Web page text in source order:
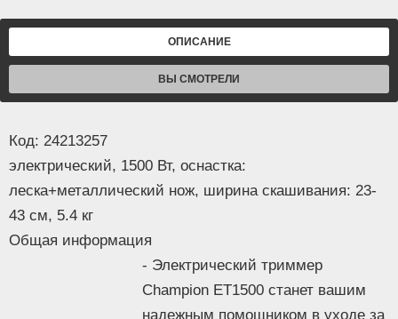
Информация
эффективно справляться с густой
травой и небольшими кустарниками, не
требуя при этом использования бензина
и масла.
при работе. Легкий вес и идеальная
балансировка делают процесс стрижки
использовании.
- Триммер комплектуется триммерной
головкой и ножом для травы, а также
ОПИСАНИЕ
ВЫ СМОТРЕЛИ
Код: 24213257
электрический, 1500 Вт, оснастка:
леска+металлический нож, ширина скашивания: 23-
43 см, 5.4 кг
Общая информация
- Электрический триммер
Champion ET1500 станет вашим
надежным помощником в уходе за